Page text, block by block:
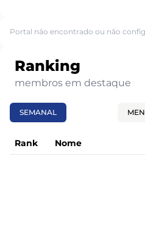
Portal não encontrado ou não
Ranking
membros em destaque
SEMANAL
Rank Nome